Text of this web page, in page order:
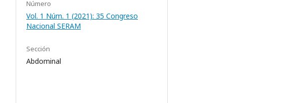
Número
Vol. 1 Núm. 1 (2021): 35 Congreso
Nacional SERAM
Sección
Abdominal